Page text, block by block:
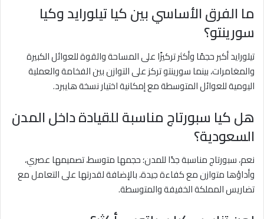
ما الفرق الأساسي بين كيا تيلورايد وكيا
سورينتو؟
تيلورايد أكبر حجمًا وأكثر تركيزًا على المساحة والقوة للعوائل الكبيرة
والمغامرات، بينما سورينتو تركز على التوازن بين الفخامة والعملية
اليومية للعوائل المتوسطة مع إمكانية اختيار نسخة هايبرد.
هل كيا سبورتاج مناسبة للقيادة داخل المدن
السعودية؟
نعم، سبورتاج مناسبة جدًا للمدن؛ حجمها متوسط، تصميمها عصري،
وأداؤها متوازن مع كفاءة جيدة، بالإضافة لقدرتها على التعامل مع
تضاريس المملكة الخفيفة والمتوسطة.